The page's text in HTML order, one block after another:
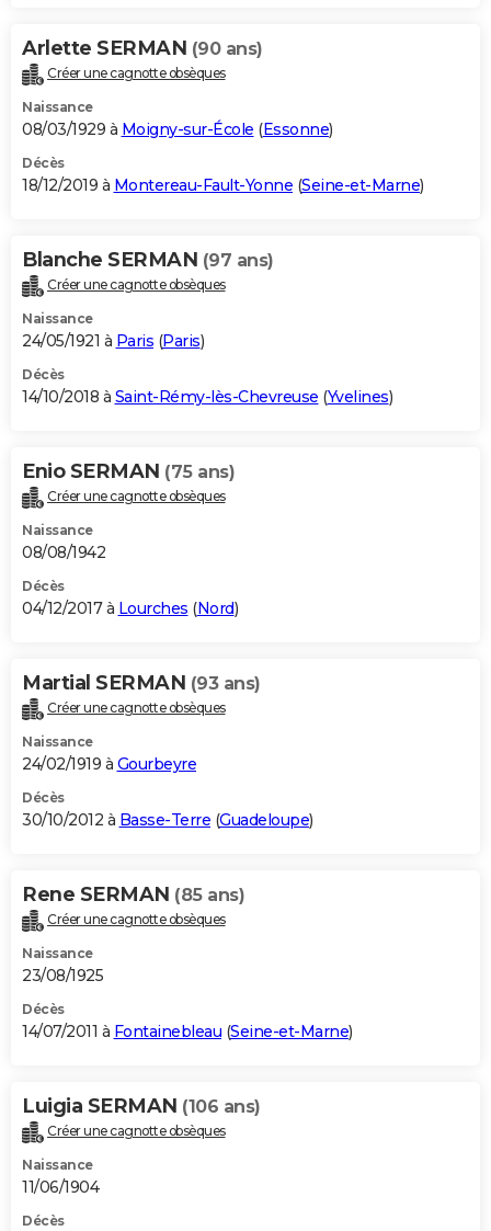
Arlette SERMAN (90 ans)
Créer une cagnotte obsèques
Naissance
08/03/1929 à Moigny-sur-École (Essonne)
Décès
18/12/2019 à Montereau-Fault-Yonne (Seine-et-Marne)
Blanche SERMAN (97 ans)
Créer une cagnotte obsèques
Naissance
24/05/1921 à Paris (Paris)
Décès
14/10/2018 à Saint-Rémy-lès-Chevreuse (Yvelines)
Enio SERMAN (75 ans)
Créer une cagnotte obsèques
Naissance
08/08/1942
Décès
04/12/2017 à Lourches (Nord)
Martial SERMAN (93 ans)
Créer une cagnotte obsèques
Naissance
24/02/1919 à Gourbeyre
Décès
30/10/2012 à Basse-Terre (Guadeloupe)
Rene SERMAN (85 ans)
Créer une cagnotte obsèques
Naissance
23/08/1925
Décès
14/07/2011 à Fontainebleau (Seine-et-Marne)
Luigia SERMAN (106 ans)
Créer une cagnotte obsèques
Naissance
11/06/1904
Décès